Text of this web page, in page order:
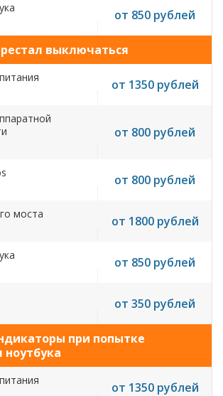
от 850 рублей
выключаться
от 1350 рублей
от 800 рублей
от 800 рублей
моста от 1800 рублей
от 850 рублей
от 350 рублей
при попытке
от 1350 рублей